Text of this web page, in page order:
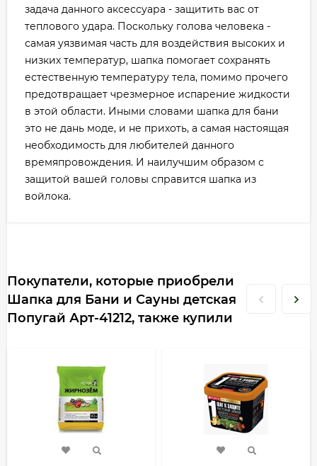
задача данного аксессуара - защитить вас от
теплового удара. Поскольку голова человека -
самая уязвимая часть для воздействия высоких и
низких температур, шапка помогает сохранять
естественную температуру тела, помимо прочего
предотвращает чрезмерное испарение жидкости
в этой области. Иными словами шапка для бани
это не дань моде, и не прихоть, а самая настоящая
необходимость для любителей данного
времяпровождения. И наилучшим образом с
защитой вашей головы справится шапка из
войлока.
Покупатели, которые приобрели
Шапка для Бани и Сауны детская
Попугай Арт-41212, также купили